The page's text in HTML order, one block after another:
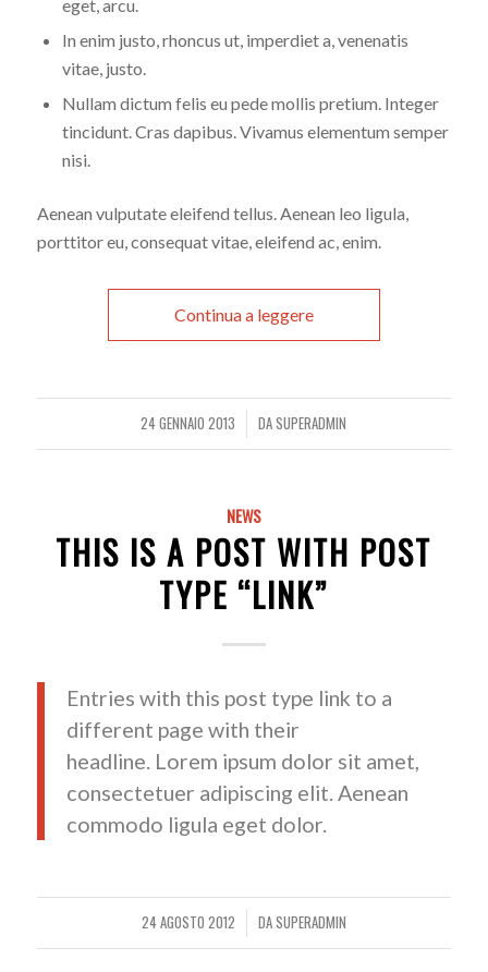
eget, arcu.
In enim justo, rhoncus ut, imperdiet a, venenatis
vitae, justo.
Nullam dictum felis eu pede mollis pretium. Integer
tincidunt. Cras dapibus. Vivamus elementum semper
nisi.
Aenean vulputate eleifend tellus. Aenean leo ligula,
porttitor eu, consequat vitae, eleifend ac, enim.
Continua a leggere
24 GENNAIO 2013
/ DASUPERADMIN
NEWS
THIS IS A POST WITH POST
TYPE “LINK”
Entries with this post type link to a
different page with their
headline. Lorem ipsum dolor sit amet,
consectetuer adipiscing elit. Aenean
commodo ligula eget dolor.
24 AGOSTO 2012
/ DASUPERADMIN